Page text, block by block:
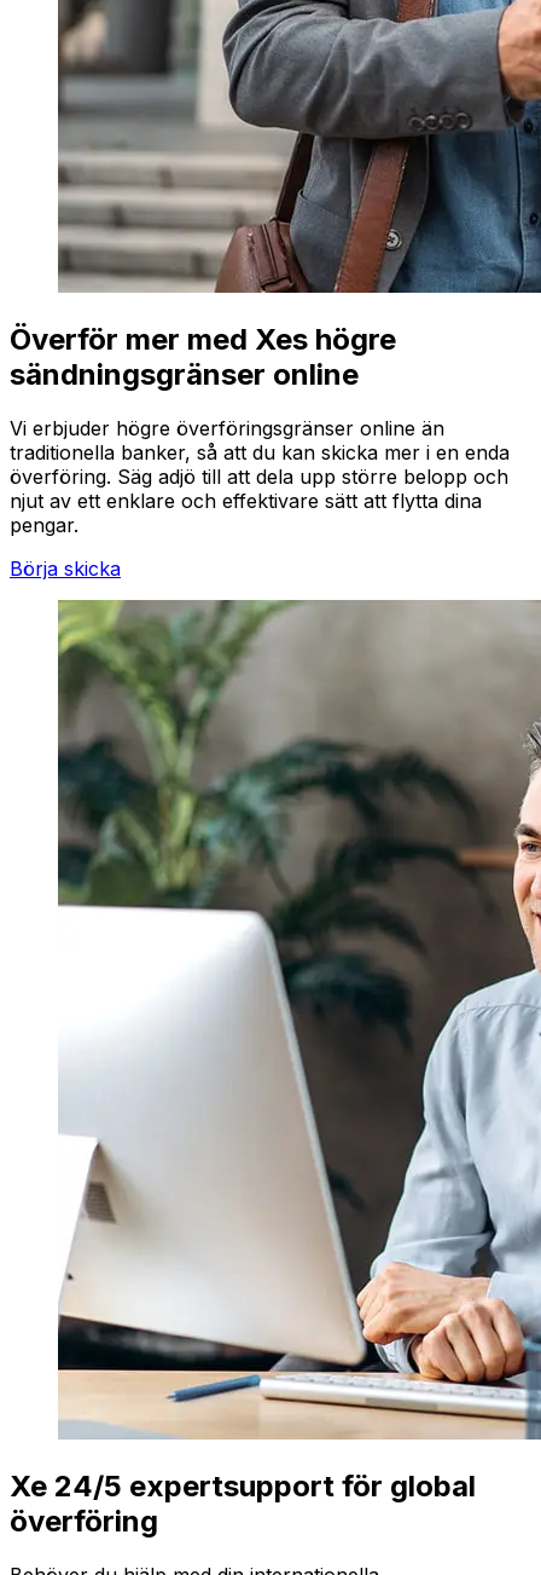
Överför mer med Xes högre
sändningsgränser online
Vi erbjuder högre överföringsgränser online än
traditionella banker, så att du kan skicka mer i en enda
överföring. Säg adjö till att dela upp större belopp och
njut av ett enklare och effektivare sätt att flytta dina
pengar.
Börja skicka
Xe 24/5 expertsupport för global
överföring